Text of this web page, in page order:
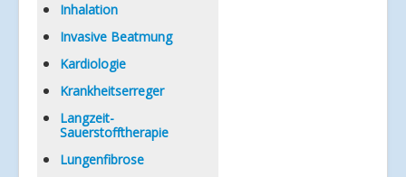
Inhalation
Invasive Beatmung
Kardiologie
Krankheitserreger
Langzeit-
Sauerstofftherapie
Lungenfibrose